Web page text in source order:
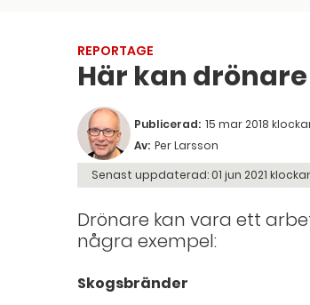
REPORTAGE
Här kan
Publicerad: 15 mar 2018
Av: Per Larsson
Senast uppdaterad: 01 jun 2021
Drönare kan vara ett
några exempel:
Skogsbränder